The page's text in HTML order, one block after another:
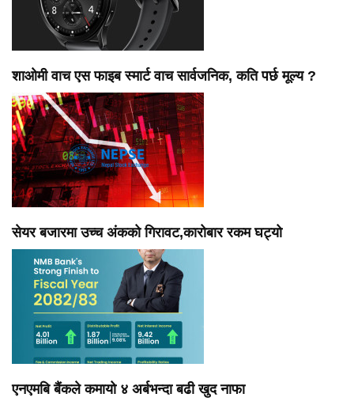
शाओमी वाच एस फाइब स्मार्ट वाच सार्वजनिक, कति पर्छ मूल्य ?
सेयर बजारमा उच्च अंकको गिरावट,कारोबार रकम घट्यो
एनएमबि बैंकले कमायो ४ अर्बभन्दा बढी खुद नाफा